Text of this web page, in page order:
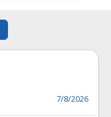
7/8/2026